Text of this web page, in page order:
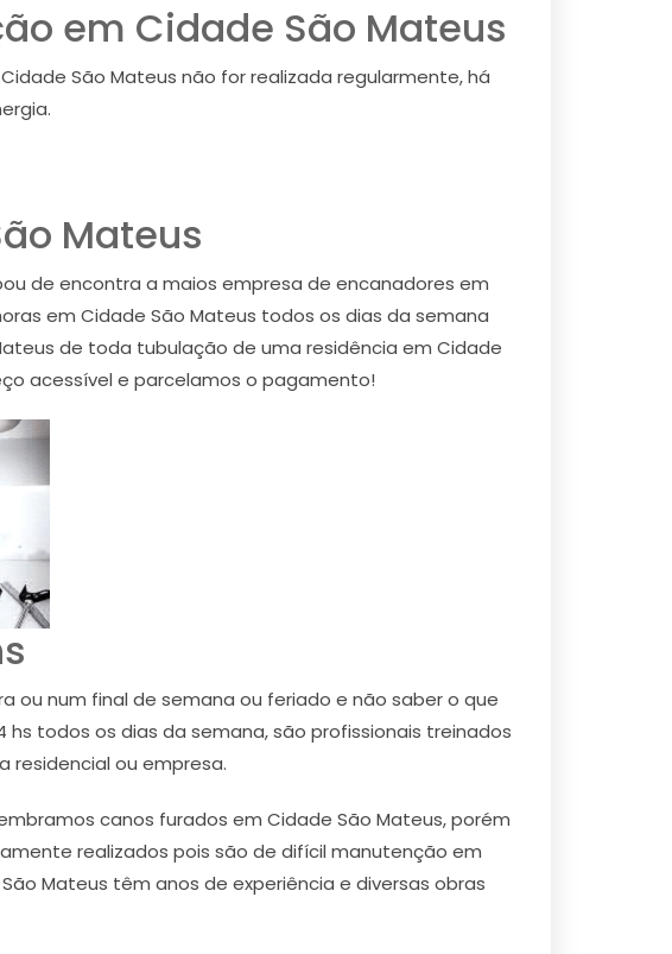
em Cidade São Mateus
São Mateus não for realizada regularmente, há
Mateus
de encontra a maios empresa de encanadores em
em Cidade São Mateus todos os dias da semana
de toda tubulação de uma residência em Cidade
acessível e parcelamos o pagamento!
ou num final de semana ou feriado e não saber o que
todos os dias da semana, são profissionais treinados
residencial ou empresa.
canos furados em Cidade São Mateus, porém
realizados pois são de difícil manutenção em
Mateus têm anos de experiência e diversas obras